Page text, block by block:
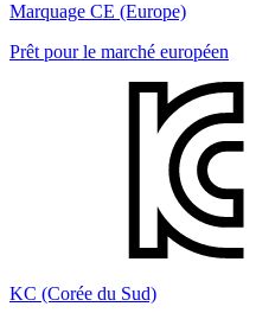
Marquage CE (Europe)
Prêt pour le marché européen
KC (Corée du Sud)